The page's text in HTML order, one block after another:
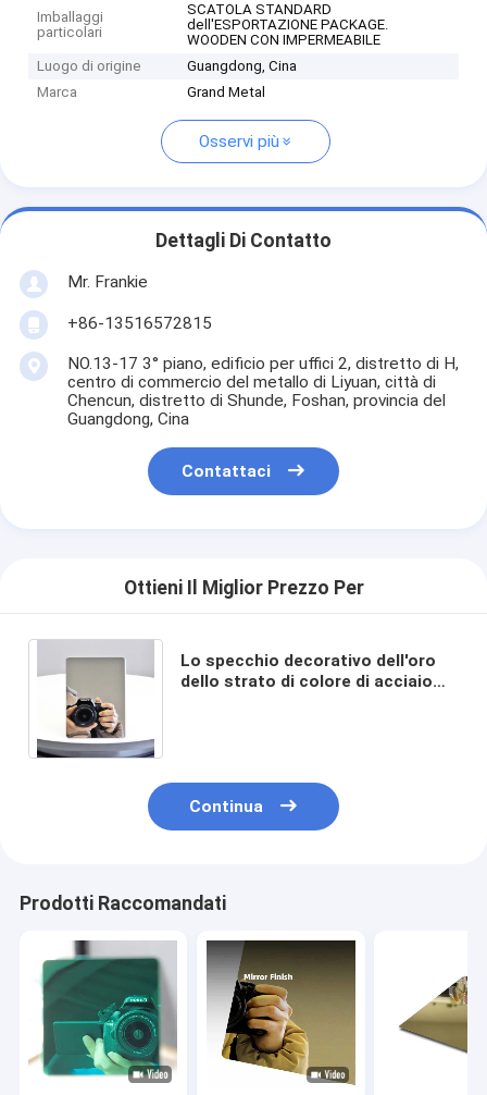
Imballaggi
particolari
SCATOLA STANDARD
dell'ESPORTAZIONE PACKAGE.
WOODEN CON IMPERMEABILE
Luogo di origine
Guangdong, Cina
Marca
Grand Metal
Osservi più
Dettagli Di Contatto
Mr. Frankie
+86-13516572815
NO.13-17 3° piano, edificio per uffici 2, distretto di H,
centro di commercio del metallo di Liyuan, città di
Chencun, distretto di Shunde, Foshan, provincia del
Guangdong, Cina
Contattaci
Ottieni Il Miglior Prezzo Per
Lo specchio decorativo dell'oro
dello strato di colore di acciaio
Continua
Prodotti Raccomandati